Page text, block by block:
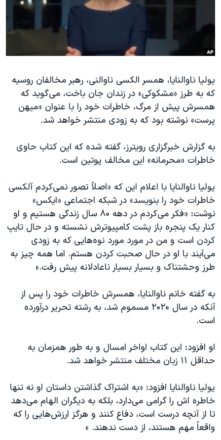
حقوق شهروندی
اسرائیل در جنگ
گالری عکس
آرشیو پخش زنده
انتخابات ریاست جمهوری آمریکا ۲۰۲۴
حمله جمهوری اسلامی به اسرائیل
ورزش زنان در ایران
اعتراضات زن، زندگی، آزادی
مجموعه مستندهای دادخواهی
دادگاه حمید نوری
قانون شفافیت دارائی کادر رهبری ایران
اعتراضات مردمی آبان ۹۸
اسرائیل در جنگ
نرگس محمدی برنده جایزه نوبل صلح
همایش محافظه‌کاران آمریکا «سی‌پک»
سفر پرزیدنت ترامپ به چین
دنبال کنید
زبانهای مختلف
یولیا ناوالنایا، همسر الکسی ناوالنی، رهبر مخالفان روسیه
که به طرز «مشکوکی» در زندان جان باخت، می‌گوید که
همسرش پیش از مرگ، خاطرات خود را با عنوان «میهن
پرست» نوشته بود که به زودی منتشر خواهد شد.
به گزارش خبرگزاری رویترز، گفته شده که این کتاب حاوی
خاطرات «محرمانه» این مخالف پوتین است.
یولیا ناوالنایا با اعلام این که «اصلاً تصور نمی‌کردم آلکسی
خاطرات خود را بنویسد» در شبکه اجتماعی «ایکس»
نوشت: «فکر می‌کردم در دهه ۸۰ سال زندگی هستیم و او
کنار یک پنجره باز پشت کامپیوترش نشسته و در حال تایپ
کردن است و من در مورد مورد نوه‌هایی که به زودی
می‌آیند با او در حال صحبت کردن هستم. اما همه چیز به
طرز وحشتناک و بسیار بسیار ناعادلانه پیش رفت.»
به گفته خانم ناوالنایا، همسرش خاطرات خود را پس از
آنکه در سال ۲۰۲۰ مسموم شد، به رشته تحریر درآورده
است.
او افزود: این کتاب اواخر امسال و به طور همزمان به
حداقل ۱۱ زبان مختلف منتشر خواهد شد.
یولیا ناوالنایا افزود: «به اشتراک‌ گذاشتن داستان او نه تنها
خاطره اش را گرامی می‌دارد، بلکه به دیگران الهام می‌دهد
تا از آنچه درست است، دفاع کنند و هرگز ارزش‌هایی را که
واقعاً مهم هستند، از دست ندهند. »